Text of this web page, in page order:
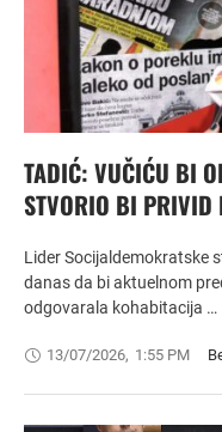
TADIĆ: VUČIĆU BI
STVORIO BI PRIVID
Lider Socijaldemokratske
danas da bi aktuelnom
odgovarala kohabitacija …
13/07/2026, 1:55 PM